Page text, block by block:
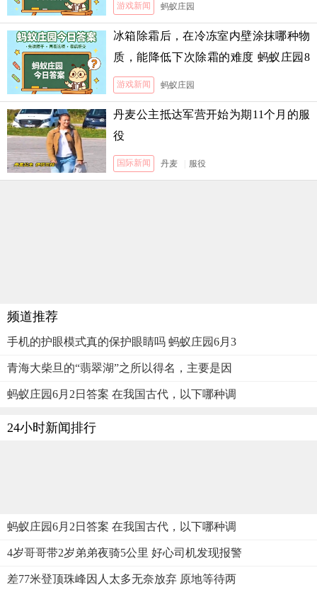
游戏新闻 蚂蚁庄园
冰箱除霜后，在冷冻室内壁涂抹哪种物
质，能降低下次除霜的难度 蚂蚁庄园8
月5日答案
游戏新闻 蚂蚁庄园
丹麦公主抵达军营开始为期11个月的服
役
国际新闻 丹麦 服役
频道推荐
手机的护眼模式真的保护眼睛吗 蚂蚁庄园6月3
青海大柴旦的“翡翠湖”之所以得名，主要是因
蚂蚁庄园6月2日答案 在我国古代，以下哪种调
24小时新闻排行
蚂蚁庄园6月2日答案 在我国古代，以下哪种调
4岁哥哥带2岁弟弟夜骑5公里 好心司机发现报警
差77米登顶珠峰因人太多无奈放弃 原地等待两